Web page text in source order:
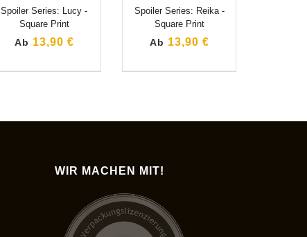
Spoiler Series: Lucy -
Square Print
Ab 13,90 €
Spoiler Series: Reika -
Square Print
Ab 13,90 €
WIR MACHEN MIT!